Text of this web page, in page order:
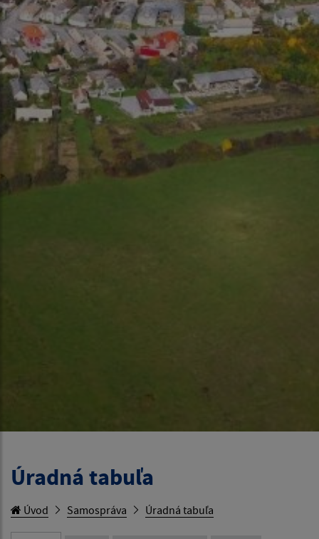
Úradná tabuľa
Úvod Samospráva Úradná tabuľa